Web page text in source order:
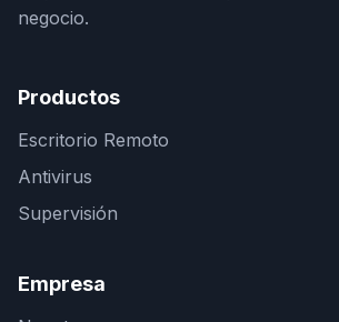
negocio.
Productos
Escritorio Remoto
Antivirus
Supervisión
Empresa